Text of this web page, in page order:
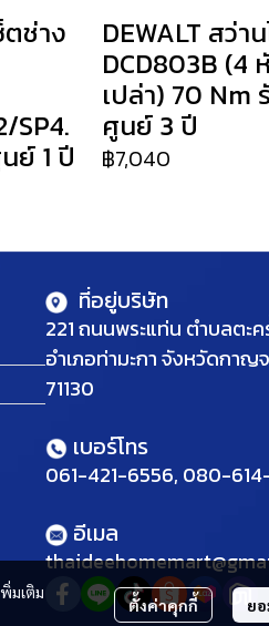
ตช่าง
SP4.
ย์ 1 ปี
DEWALT สว่า
DCD803B (4
เปล่า) 70 Nm
ศูนย์ 3 ปี
฿7,040
มเติม
ตั้งค่าคุกกี้ ย
ที่อยู่บริษัท
221 ถนนพระแท่น ตำบลตะค
อำเภอท่ามะกา จังหวัดกาญ
71130
เบอร์โทร
061-421-6556, 080-
อีเมล